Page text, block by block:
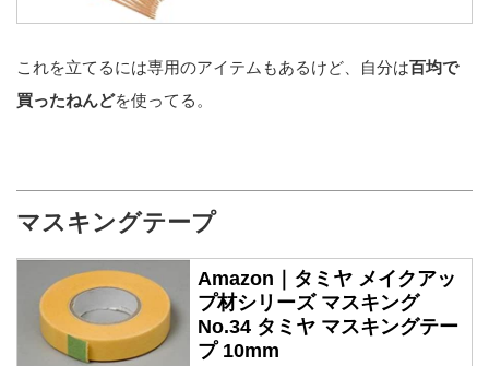
これを立てるには専用のアイテムもあるけど、自分は百均で
買ったねんどを使ってる。
マスキングテープ
Amazon｜タミヤ メイクアッ
プ材シリーズ マスキング
No.34 タミヤ マスキングテー
プ 10mm